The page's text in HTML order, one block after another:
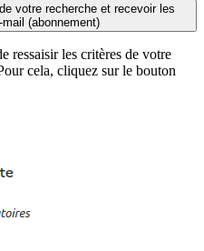
votre recherche et recevoir les
(abonnement)
ressaisir les critères de votre
cela, cliquez sur le bouton